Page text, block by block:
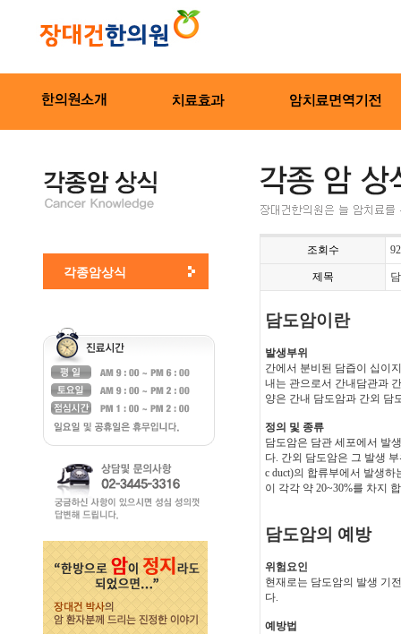
각종암상식
조회수
제목
담도암이란
발생부위
간에서 분비된 담즙이 십이
내는 관으로서 간내담관과
양은 간내 담도암과 간외 담
정의 및 종류
담도암은 담관 세포에서 발
다. 간외 담도암은 그 발생
c duct)의 합류부에서 발생
이 각각 약 20~30%를 차지
담도암의 예방
위험요인
현재로는 담도암의 발생 기
다.
예방법